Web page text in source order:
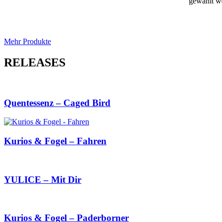
Mehr Produkte
RELEASES
Quentessenz – Caged Bird
Kurios & Fogel – Fahren
YULICE – Mit Dir
Kurios & Fogel – Paderborner